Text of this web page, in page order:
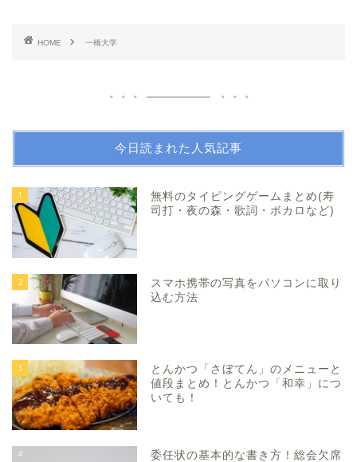
HOME 一橋大学
今日読まれた人気記事
1
無料のタイピングゲームまとめ(寿
司打・夜の森・歌詞・ボカロなど)
2
スマホ携帯の写真をパソコンに取り
込む方法
3
とんかつ「さぼてん」のメニューと
値段まとめ！とんかつ「和幸」につ
いても！
4
委任状の基本的な書き方！総会欠席